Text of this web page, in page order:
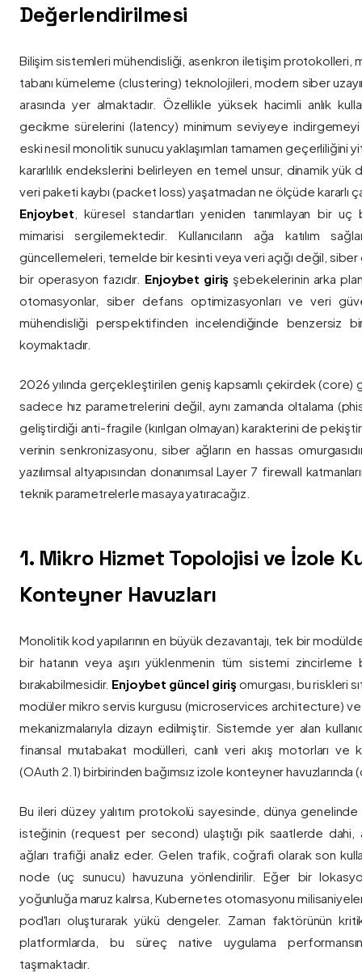
Değerlendirilmesi
Bilişim sistemleri mühendisliği, asenkron iletişim protokolleri,
tabanı kümeleme (clustering) teknolojileri, modern siber
arasında yer almaktadır. Özellikle yüksek hacimli anlık
gecikme sürelerini (latency) minimum seviyeye
eski nesil monolitik sunucu yaklaşımları tamamen geçerliliğini
kararlılık endekslerini belirleyen en temel unsur, dinamik yük
veri paketi kaybı (packet loss) yaşatmadan ne ölçüde kararlı
Enjoybet , küresel standartları yeniden tanımlayan bir
mimarisi sergilemektedir. Kullanıcıların ağa katılım
güncellemeleri, temelde bir kesinti veya veri açığı değil, siber
bir operasyon fazıdır. Enjoybet giriş şebekelerinin arka
otomasyonlar, siber defans optimizasyonları ve veri
mühendisliği perspektifinden incelendiğinde benzersiz
koymaktadır.
2026 yılında gerçekleştirilen geniş kapsamlı çekirdek
sadece hız parametrelerini değil, aynı zamanda oltalama
geliştirdiği anti-fragile (kırılgan olmayan) karakterini de
verinin senkronizasyonu, siber ağların en hassas
yazılımsal altyapısından donanımsal Layer 7 firewall
teknik parametrelerle masaya yatıracağız.
1. Mikro Hizmet Topolojisi ve İzole
Konteyner Havuzları
Monolitik kod yapılarının en büyük dezavantajı, tek bir
bir hatanın veya aşırı yüklenmenin tüm sistemi zincirleme
bırakabilmesidir. Enjoybet güncel giriş omurgası, bu riskleri
modüler mikro servis kurgusu (microservices architecture)
mekanizmalarıyla dizayn edilmiştir. Sistemde yer alan
finansal mutabakat modülleri, canlı veri akış motorları ve
(OAuth 2.1) birbirinden bağımsız izole konteyner havuzlarında
Bu ileri düzey yalıtım protokolü sayesinde, dünya genelinde
isteğinin (request per second) ulaştığı pik saatlerde dahi,
ağları trafiği analiz eder. Gelen trafik, coğrafi olarak son
node (uç sunucu) havuzuna yönlendirilir. Eğer bir
yoğunluğa maruz kalırsa, Kubernetes otomasyonu
pod'ları oluşturarak yükü dengeler. Zaman faktörünün
platformlarda, bu süreç native uygulama
taşımaktadır.